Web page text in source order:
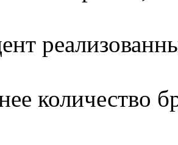
количество